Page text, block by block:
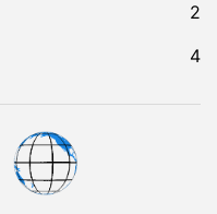
2
4